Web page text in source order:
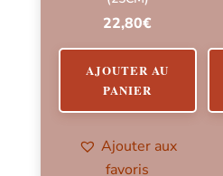
22,80€
AJOUTER AU
PANIER
Ajouter aux
favoris